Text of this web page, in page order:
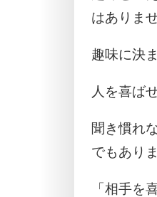
はありませ
趣味に決
人を喜ば
聞き慣れ
でもありま
「相手を